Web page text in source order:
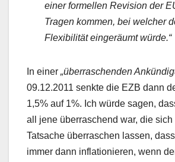
einer formellen Revision der
Tragen kommen, bei welcher
Flexibilität eingeräumt würde.“
In einer „überraschenden
09.12.2011 senkte die EZB dann
1,5% auf 1%. Ich würde sagen,
all jene überraschend war, die
Tatsache überraschen lassen,
immer dann inflationieren, wenn